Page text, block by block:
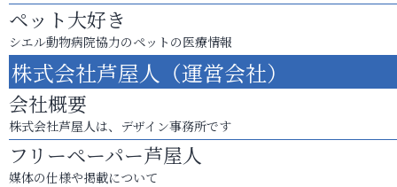
ペット大好き
シエル動物病院協力のペットの医療情報
株式会社芦屋人（運営会社）
会社概要
株式会社芦屋人は、デザイン事務所です
フリーペーパー芦屋人
媒体の仕様や掲載について